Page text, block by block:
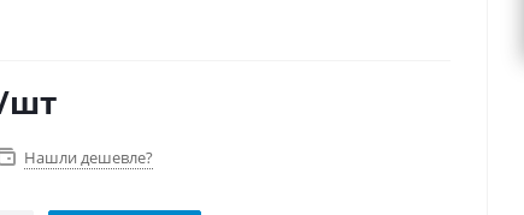
шт
Нашли дешевле?